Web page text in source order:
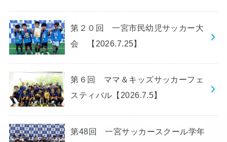
第２０回 一宮市民幼児サッカー大
会 【2026.7.25】
第６回 ママ＆キッズサッカーフェ
スティバル【2026.7.5】
第48回 一宮サッカースクール学年